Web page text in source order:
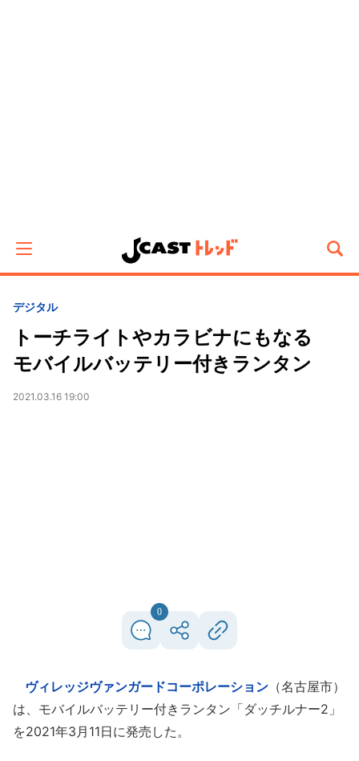
デジタル
トーチライトやカラビナにもなる
モバイルバッテリー付きランタン
2021.03.16 19:00
0
ヴィレッジヴァンガードコーポレーション （名古屋市）
は、モバイルバッテリー付きランタン「ダッチルナー2」
を2021年3月11日に発売した。